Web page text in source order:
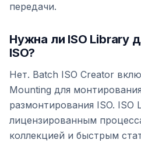
передачи.
Нужна ли ISO Library
ISO?
Нет. Batch ISO Creator
Mounting для
размонтирования ISO. ISO
лицензированным
коллекцией и быстрым